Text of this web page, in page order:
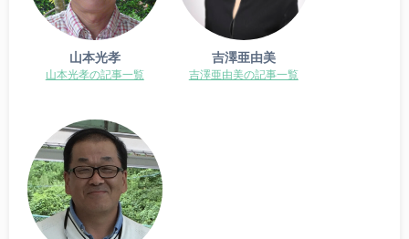
山本光孝
山本光孝の記事一覧
吉澤亜由美
吉澤亜由美の記事一覧